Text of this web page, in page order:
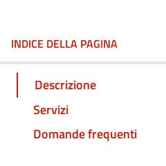
INDICE DELLA PAGINA
Descrizione
Servizi
Domande frequenti